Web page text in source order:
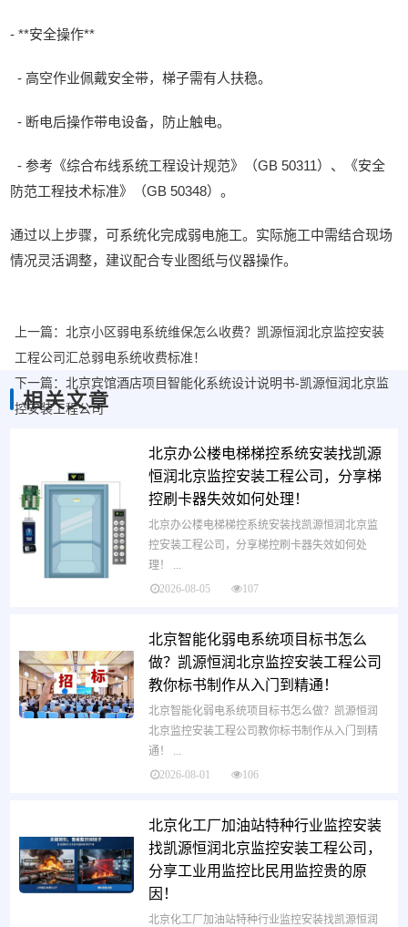
- **安全操作**
- 高空作业佩戴安全带，梯子需有人扶稳。
- 断电后操作带电设备，防止触电。
- 参考《综合布线系统工程设计规范》（GB 50311）、《安全
防范工程技术标准》（GB 50348）。
通过以上步骤，可系统化完成弱电施工。实际施工中需结合现场
情况灵活调整，建议配合专业图纸与仪器操作。
上一篇： 北京小区弱电系统维保怎么收费？凯源恒润北京监控安装
工程公司汇总弱电系统收费标准！
下一篇： 北京宾馆酒店项目智能化系统设计说明书-凯源恒润北京监
控安装工程公司
相关文章
北京办公楼电梯梯控系统安装找凯源
恒润北京监控安装工程公司，分享梯
控刷卡器失效如何处理！
北京办公楼电梯梯控系统安装找凯源恒润北京监
控安装工程公司，分享梯控刷卡器失效如何处
理！ ...
2026-08-05 107
北京智能化弱电系统项目标书怎么
做？凯源恒润北京监控安装工程公司
教你标书制作从入门到精通！
北京智能化弱电系统项目标书怎么做？凯源恒润
北京监控安装工程公司教你标书制作从入门到精
通！ ...
2026-08-01 106
北京化工厂加油站特种行业监控安装
找凯源恒润北京监控安装工程公司，
分享工业用监控比民用监控贵的原
因！
北京化工厂加油站特种行业监控安装找凯源恒润